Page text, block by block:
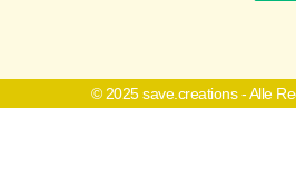
© 2025 save.creations - Alle